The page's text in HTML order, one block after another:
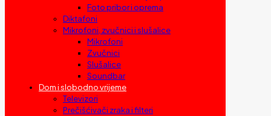
Foto pribor i oprema
Diktafoni
Mikrofoni, zvučnici i slušalice
Mikrofoni
Zvučnici
Slušalice
Soundbar
Dom i slobodno vrijeme
Televizori
Prečišćivači zraka i filteri